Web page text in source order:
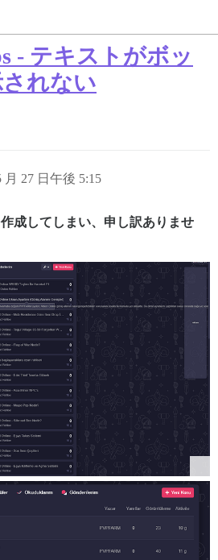
- テキストがボッ
れない
月 27 日午後 5:15
成してしまい、申し訳ありませ